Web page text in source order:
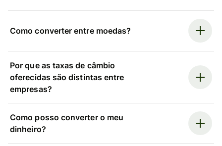
Como converter entre moedas?
Por que as taxas de câmbio
oferecidas são distintas entre
empresas?
Como posso converter o meu
dinheiro?